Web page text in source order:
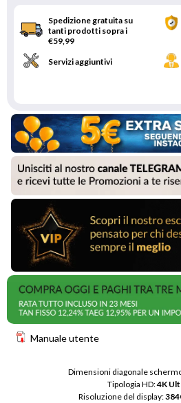
Spedizione gratuita su
tanti prodotti sopra i
€59,99
Servizi aggiuntivi
Manuale utente
Dimensioni diagonale
Tipologia HD: 4K
Risoluzione del display: